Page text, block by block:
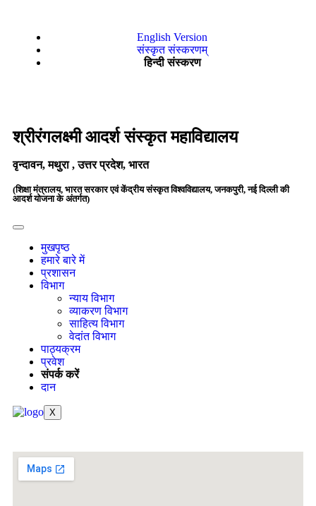
English Version
संस्कृत संस्करणम्
हिन्दी संस्करण
श्रीरंगलक्ष्मी आदर्श संस्कृत महाविद्यालय
वृन्दावन, मथुरा , उत्तर प्रदेश, भारत
(शिक्षा मंत्रालय, भारत सरकार एवं केंद्रीय संस्कृत विश्वविद्यालय, जनकपुरी, नई दिल्ली की
आदर्श योजना के अंतर्गत)
मुखपृष्ठ
हमारे बारे में
प्रशासन
विभाग
न्याय विभाग
व्याकरण विभाग
साहित्य विभाग
वेदांत विभाग
पाठ्यक्रम
प्रवेश
संपर्क करें
दान
X